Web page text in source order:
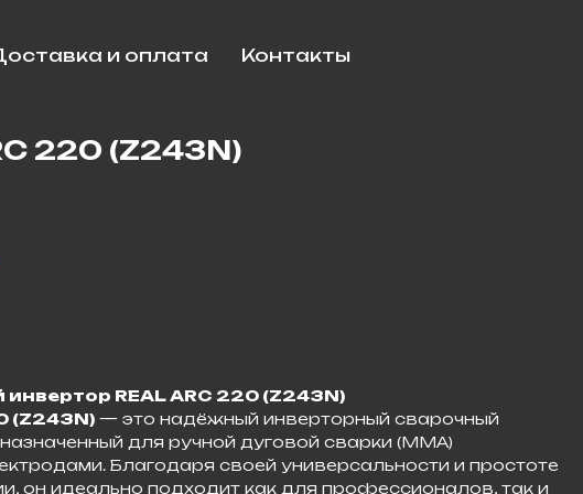
и оплата Контакты
220 (Z243N)
REAL ARC 220 (Z243N)
(Z243N) — это надёжный инверторный сварочный
для ручной дуговой сварки (MMA)
Благодаря своей универсальности и простоте
он идеально подходит как для профессионалов, так и